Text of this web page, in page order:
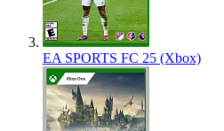
EA SPORTS FC 25 (Xbox)